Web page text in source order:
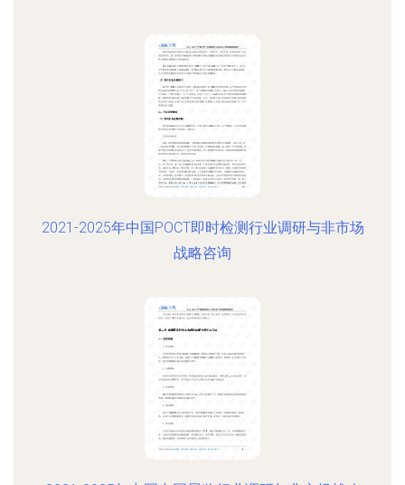
2021-2025年中国POCT即时检测行业调研与非市场
战略咨询